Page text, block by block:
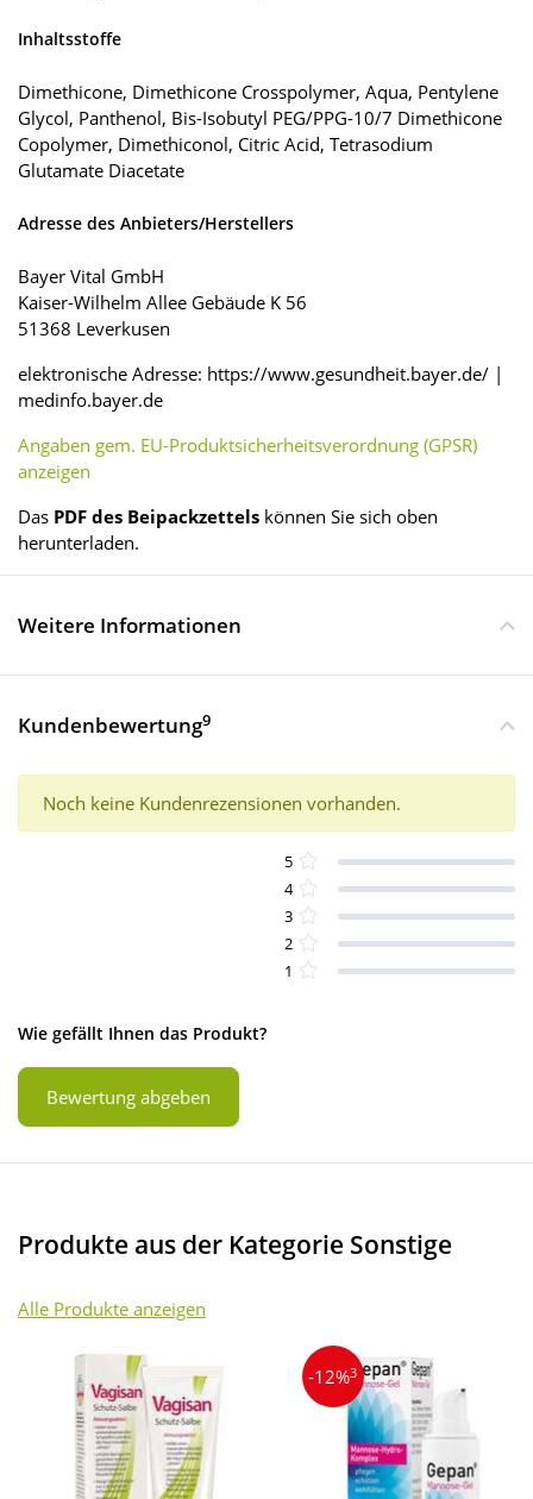
Inhaltsstoffe
Dimethicone, Dimethicone Crosspolymer, Aqua, Pentylene
Glycol, Panthenol, Bis-Isobutyl PEG/PPG-10/7 Dimethicone
Copolymer, Dimethiconol, Citric Acid, Tetrasodium
Glutamate Diacetate
Adresse des Anbieters/Herstellers
Bayer Vital GmbH
Kaiser-Wilhelm Allee Gebäude K 56
51368 Leverkusen
elektronische Adresse: https://www.gesundheit.bayer.de/ |
medinfo.bayer.de
Angaben gem. EU-Produktsicherheitsverordnung (GPSR)
anzeigen
Das PDF des Beipackzettels können Sie sich oben
herunterladen.
Weitere Informationen
Kundenbewertung9
Noch keine Kundenrezensionen vorhanden.
5
4
3
2
1
Wie gefällt Ihnen das Produkt?
Bewertung abgeben
Produkte aus der Kategorie Sonstige
Alle Produkte anzeigen
-12%3